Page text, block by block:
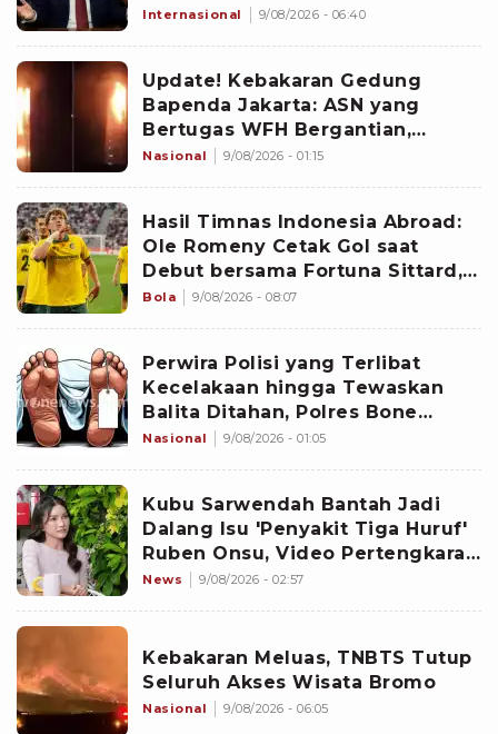
Internasional 9/08/2026 - 06:40
Update! Kebakaran Gedung
Bapenda Jakarta: ASN yang
Bertugas WFH Bergantian,
Pramono Pastikan Layanan Tetap
Nasional 9/08/2026 - 01:15
Hasil Timnas Indonesia Abroad:
Ole Romeny Cetak Gol saat
Debut bersama Fortuna Sittard,
Justin Hubner Main Penuh
Bola 9/08/2026 - 08:07
Perwira Polisi yang Terlibat
Kecelakaan hingga Tewaskan
Balita Ditahan, Polres Bone
Dalami Dugaan Rem Blong
Nasional 9/08/2026 - 01:05
Kubu Sarwendah Bantah Jadi
Dalang Isu 'Penyakit Tiga Huruf'
Ruben Onsu, Video Pertengkaran
Ikut Disorot
News 9/08/2026 - 02:57
Kebakaran Meluas, TNBTS Tutup
Seluruh Akses Wisata Bromo
Nasional 9/08/2026 - 06:05